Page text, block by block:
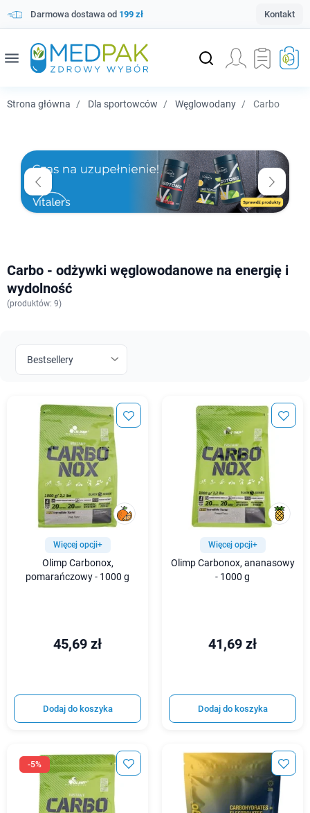
Darmowa dostawa od 199 zł Kontakt
menu
Strona główna Dla sportowców Węglowodany Carbo
Carbo - odżywki węglowodanowe na energię i
wydolność
(produktów: 9)
Więcej opcji+
Olimp Carbonox,
pomarańczowy - 1000 g
45,69 zł
Dodaj do koszyka
Więcej opcji+
Olimp Carbonox, ananasowy
- 1000 g
41,69 zł
Dodaj do koszyka
-5%